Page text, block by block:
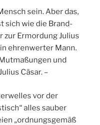
sein. Aber das,
sich wie die Brand-
zur Ermordung Julius
ehrenwerter Mann.
und
Cäsar. –
vor der
alles sauber
„ordnungsgemäß